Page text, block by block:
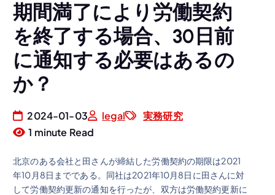
期間満了により労働契約
を終了する場合、30日前
に通知する必要はあるの
か？
2024-01-03 legal
実務研究
1 minute Read
北京のある会社と田さんが締結した労働契約の期限は2021
年10月8日までである。同社は2021年10月8日に田さんに対
して労働契約更新の通知を行ったが、双方は労働契約更新に